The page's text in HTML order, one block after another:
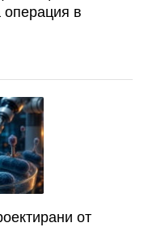
операция в
от